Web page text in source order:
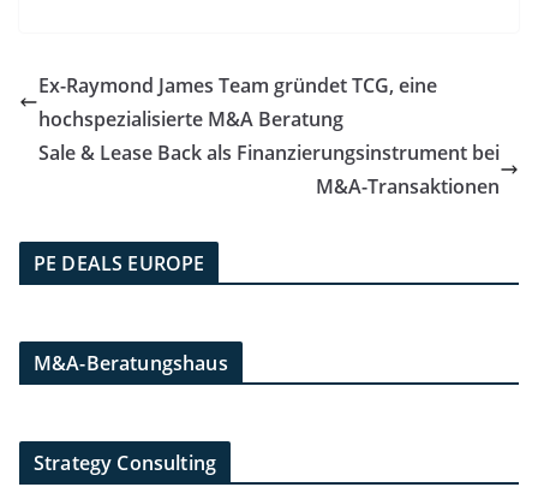
Ex-Raymond James Team gründet TCG, eine
hochspezialisierte M&A Beratung
Sale & Lease Back als Finanzierungsinstrument bei
M&A-Transaktionen
PE DEALS EUROPE
M&A-Beratungshaus
Strategy Consulting